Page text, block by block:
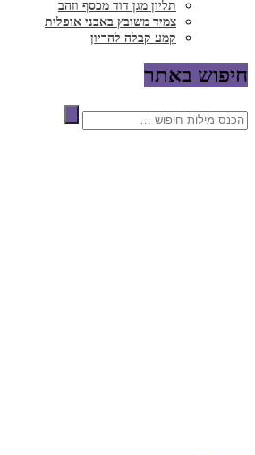
תליון מגן דוד מכסף וזהב
צמיד משובץ באבני אופלית
קמע קבלה להריון
חיפוש באתר